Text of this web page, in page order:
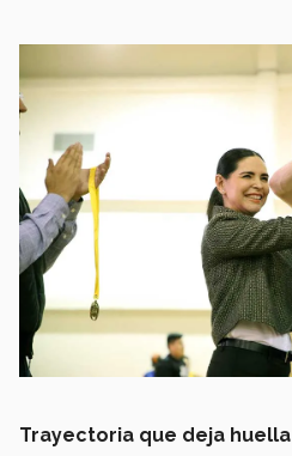
Trayectoria que deja huella